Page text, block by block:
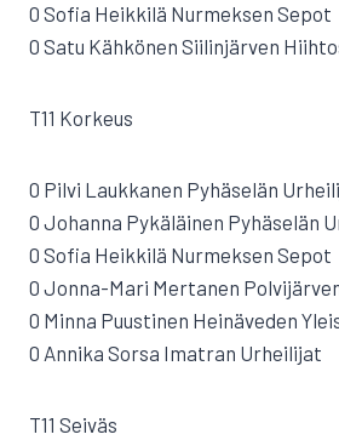
0 Sofia Heikkilä Nurmeksen Sepot
0 Satu Kähkönen Siilinjärven
T11 Korkeus
0 Pilvi Laukkanen Pyhäselän
0 Johanna Pykäläinen Pyhäselän
0 Sofia Heikkilä Nurmeksen Sepot
0 Jonna-Mari Mertanen
0 Minna Puustinen Heinäveden
0 Annika Sorsa Imatran Urheilijat
T11 Seiväs